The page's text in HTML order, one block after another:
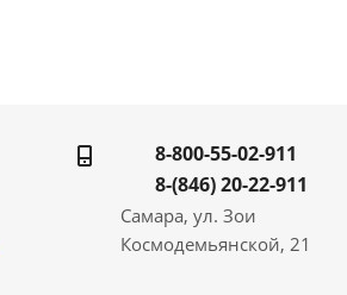
8-800-55-02-911
8-(846) 20-22-911
Самара, ул. Зои
Космодемьянской, 21